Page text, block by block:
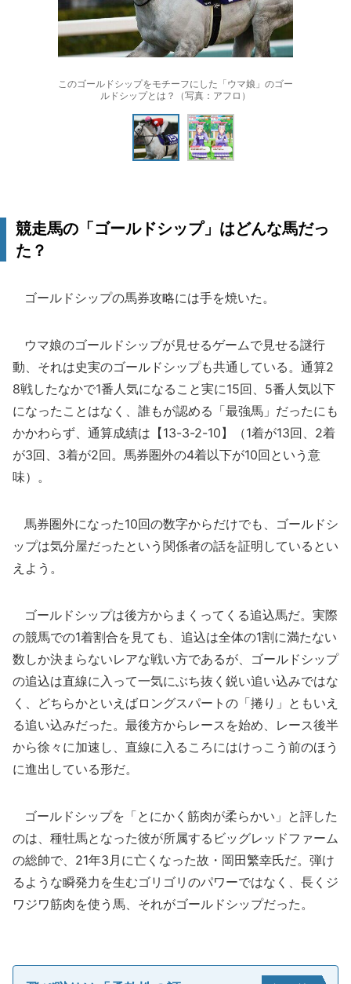
このゴールドシップをモチーフにした「ウマ娘」のゴー
ルドシップとは？（写真：アフロ）
競走馬の「ゴールドシップ」はどんな馬だっ
た？
ゴールドシップの馬券攻略には手を焼いた。
ウマ娘のゴールドシップが見せるゲームで見せる謎行
動、それは史実のゴールドシップも共通している。通算2
8戦したなかで1番人気になること実に15回、5番人気以下
になったことはなく、誰もが認める「最強馬」だったにも
かかわらず、通算成績は【13-3-2-10】（1着が13回、2着
が3回、3着が2回。馬券圏外の4着以下が10回という意
味）。
馬券圏外になった10回の数字からだけでも、ゴールドシ
ップは気分屋だったという関係者の話を証明しているとい
えよう。
ゴールドシップは後方からまくってくる追込馬だ。実際
の競馬での1着割合を見ても、追込は全体の1割に満たない
数しか決まらないレアな戦い方であるが、ゴールドシップ
の追込は直線に入って一気にぶち抜く鋭い追い込みではな
く、どちらかといえばロングスパートの「捲り」ともいえ
る追い込みだった。最後方からレースを始め、レース後半
から徐々に加速し、直線に入るころにはけっこう前のほう
に進出している形だ。
ゴールドシップを「とにかく筋肉が柔らかい」と評した
のは、種牡馬となった彼が所属するビッグレッドファーム
の総帥で、21年3月に亡くなった故・岡田繁幸氏だ。弾け
るような瞬発力を生むゴリゴリのパワーではなく、長くジ
ワジワ筋肉を使う馬、それがゴールドシップだった。